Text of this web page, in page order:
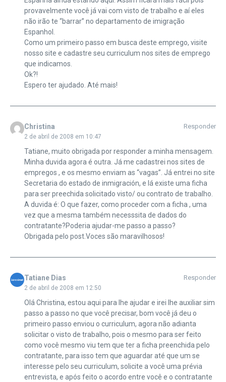
provavelmente você já vai com visto de trabalho e aí eles
não irão te “barrar” no departamento de imigração
Espanhol.
Como um primeiro passo em busca deste emprego, visite
nosso site e cadastre seu curriculum nos sites de emprego
que indicamos.
Ok?!
Espero ter ajudado. Até mais!
Christina
2 de abril de 2008 em 10:47
Responder
Tatiane, muito obrigada por responder a minha mensagem.
Minha duvida agora é outra. Já me cadastrei nos sites de
empregos , e os mesmo enviam as “vagas”. Já entrei no site
Secretaria do estado de inmigración, e lá existe uma ficha
para ser preechida solicitado visto/ ou contrato de trabalho.
A duvida é: O que fazer, como proceder com a ficha , uma
vez que a mesma também necesssita de dados do
contratante?Poderia ajudar-me passo a passo?
Obrigada pelo post.Voces são maravilhosos!
Tatiane Dias
2 de abril de 2008 em 12:50
Responder
Olá Christina, estou aqui para lhe ajudar e irei lhe auxiliar sim
passo a passo no que você precisar, bom você já deu o
primeiro passo enviou o curriculum, agora não adianta
solicitar o visto de trabalho, pois o mesmo para ser feito
como você mesmo viu tem que ter a ficha preenchida pelo
contratante, para isso tem que aguardar até que um se
interesse pelo seu curriculum, solicite a você uma prévia
entrevista, e após feito o acordo entre você e o contratante